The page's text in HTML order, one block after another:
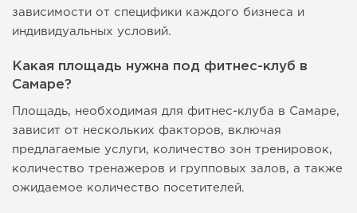
зависимости от специфики каждого бизнеса и
индивидуальных условий.
Какая площадь нужна под фитнес-клуб в
Самаре?
Площадь, необходимая для фитнес-клуба в Самаре,
зависит от нескольких факторов, включая
предлагаемые услуги, количество зон тренировок,
количество тренажеров и групповых залов, а также
ожидаемое количество посетителей.